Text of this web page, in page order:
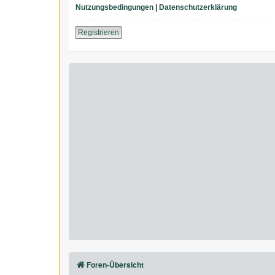
Nutzungsbedingungen | Datenschutzerklärung
Registrieren
Foren-Übersicht